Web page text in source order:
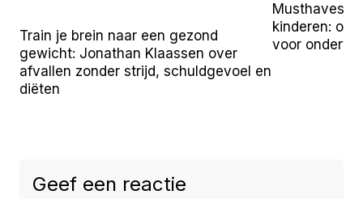
Train je brein naar een gezond
gewicht: Jonathan Klaassen over
afvallen zonder strijd, schuldgevoel en
diëten
Musthaves
kinderen:
voor
Geef een reactie